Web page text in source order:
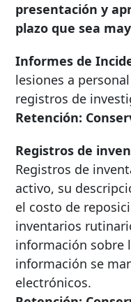
presentación y
plazo que sea
Informes de
lesiones a
registros de
Retención:
Registros de
Registros de
activo, su
el costo de
inventarios
información sobre
información se
electrónicos.